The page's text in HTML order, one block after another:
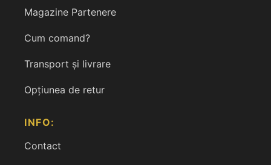
Magazine Partenere
Cum comand?
Transport și livrare
Opțiunea de retur
INFO:
Contact